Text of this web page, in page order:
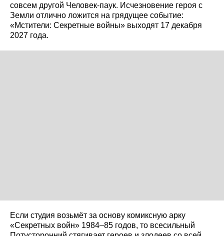
совсем другой Человек-паук. Исчезновение героя с
Земли отлично ложится на грядущее событие:
«Мстители: Секретные войны» выходят 17 декабря
2027 года.
Если студия возьмёт за основу комиксную арку
«Секретных войн» 1984–85 годов, то всесильный